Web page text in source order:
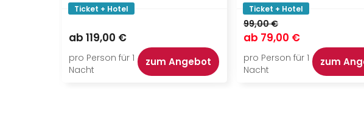
Ticket + Hotel
ab 119,00 €
pro Person für 1
Nacht
zum Angebot
Ticket + Hotel
99,00 €
ab 79,00 €
pro Person für 1
Nacht
zum